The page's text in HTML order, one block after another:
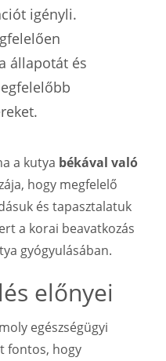
igényli.
állapotát és
a kutya békával való
hogy megfelelő
és tapasztalatuk
a korai beavatkozás
gyógyulásában.
előnyei
egészségügyi
fontos, hogy